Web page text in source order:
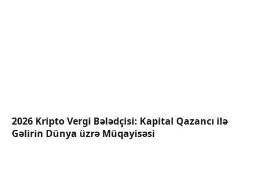
2026 Kripto Vergi Bələdçisi: Kapital Qazancı ilə
Gəlirin Dünya üzrə Müqayisəsi